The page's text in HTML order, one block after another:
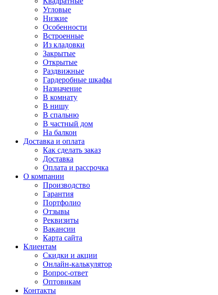
Угловые
Низкие
Особенности
Встроенные
Из кладовки
Закрытые
Открытые
Раздвижные
Гардеробные шкафы
Назначение
В комнату
В нишу
В спальню
В частный дом
На балкон
Доставка и оплата
Как сделать заказ
Доставка
Оплата и рассрочка
О компании
Производство
Гарантия
Портфолио
Отзывы
Реквизиты
Вакансии
Карта сайта
Клиентам
Скидки и акции
Онлайн-калькулятор
Вопрос-ответ
Оптовикам
Контакты